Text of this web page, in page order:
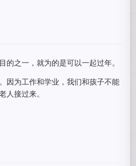
的之一，就为的是可以一起过年。
因为工作和学业，我们和孩子不能
人接过来。